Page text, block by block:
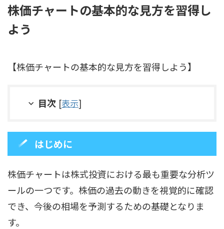
株価チャートの基本的な見方を習得し
よう
【株価チャートの基本的な見方を習得しよう】
目次 [表示]
はじめに
株価チャートは株式投資における最も重要な分析ツ
ールの一つです。株価の過去の動きを視覚的に確認
でき、今後の相場を予測するための基礎となりま
す。